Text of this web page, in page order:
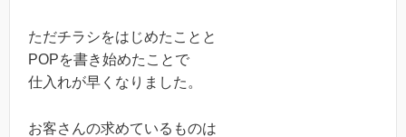
ただチラシをはじめたことと
POPを書き始めたことで
仕入れが早くなりました。
お客さんの求めているものは